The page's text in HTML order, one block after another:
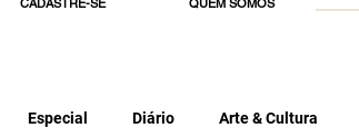
CADASTRE-SE QUEM SOMOS
Especial Diário Arte & Cultura